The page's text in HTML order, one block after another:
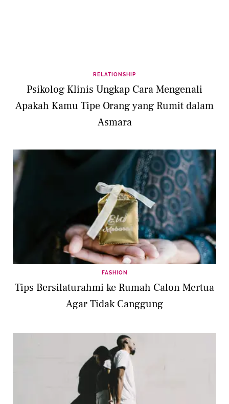
RELATIONSHIP
Psikolog Klinis Ungkap Cara Mengenali
Apakah Kamu Tipe Orang yang Rumit dalam
Asmara
FASHION
Tips Bersilaturahmi ke Rumah Calon Mertua
Agar Tidak Canggung